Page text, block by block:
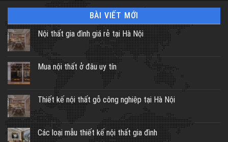
BÀI VIẾT MỚI
Nội thất gia đình giá rẻ tại Hà Nội
Mua nội thất ở đâu uy tín
Thiết kế nội thất gỗ công nghiệp tại Hà Nội
Các loại mẫu thiết kế nội thất gia đình